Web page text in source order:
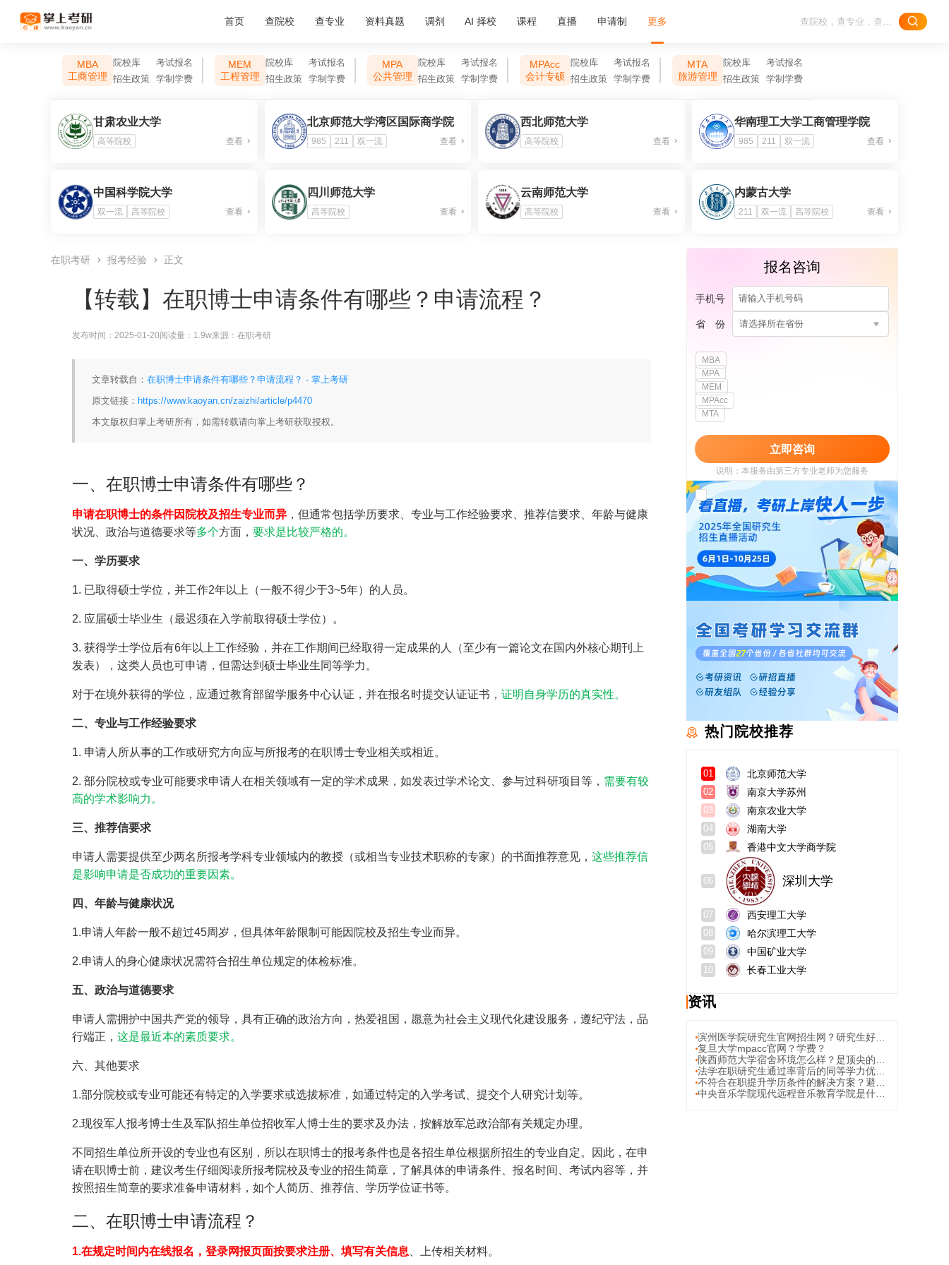
首页 查院校 查专业 资料真题 调剂 AI 择校 课程 直播 申请制 更多
MBA
工商管理
院校库
考试报名
招生政策
学制学费
MEM
工程管理
院校库
考试报名
招生政策
学制学费
MPA
公共管理
院校库
考试报名
招生政策
学制学费
MPAcc
会计专硕
院校库
考试报名
招生政策
学制学费
MTA
旅游管理
院校库
考试报名
招生政策
学制学费
甘肃农业大学
高等院校 查看
北京师范大学湾区国际商学院
985 211 双一流 查看
西北师范大学
高等院校 查看
华南理工大学工商管理学院
985 211 双一流 查看
中国科学院大学
双一流 高等院校 查看
四川师范大学
高等院校 查看
云南师范大学
高等院校 查看
内蒙古大学
211 双一流 高等院校 查看
在职考研 报考经验 正文
【转载】 在职博士申请条件有哪些？申请流程？
发布时间： 2025-01-20阅读量： 1.9w来源： 在职考研
文章转载自： 在职博士申请条件有哪些？申请流程？ - 掌上考研
原文链接： https://www.kaoyan.cn/zaizhi/article/p4470
本文版权归掌上考研所有，如需转载请向掌上考研获取授权。
一、在职博士申请条件有哪些？
申请在职博士的条件因院校及招生专业而异 ，但通常包括学历要求、专业与工作经验要求、推荐信要求、年龄与健康
状况、政治与道德要求等多个方面， 要求是比较严格的。
一、学历要求
1. 已取得硕士学位，并工作2年以上（一般不得少于3~5年）的人员。
2. 应届硕士毕业生（最迟须在入学前取得硕士学位）。
3. 获得学士学位后有6年以上工作经验，并在工作期间已经取得一定成果的人（至少有一篇论文在国内外核心期刊上
发表），这类人员也可申请，但需达到硕士毕业生同等学力。
对于在境外获得的学位，应通过教育部留学服务中心认证，并在报名时提交认证证书， 证明自身学历的真实性。
二、专业与工作经验要求
1. 申请人所从事的工作或研究方向应与所报考的在职博士专业相关或相近。
2. 部分院校或专业可能要求申请人在相关领域有一定的学术成果，如发表过学术论文、参与过科研项目等， 需要有较
高的学术影响力。
三、推荐信要求
申请人需要提供至少两名所报考学科专业领域内的教授（或相当专业技术职称的专家）的书面推荐意见， 这些推荐信
是影响申请是否成功的重要因素。
四、年龄与健康状况
1.申请人年龄一般不超过45周岁，但具体年龄限制可能因院校及招生专业而异。
2.申请人的身心健康状况需符合招生单位规定的体检标准。
五、政治与道德要求
申请人需拥护中国共产党的领导，具有正确的政治方向，热爱祖国，愿意为社会主义现代化建设服务，遵纪守法，品
行端正， 这是最近本的素质要求。
六、其他要求
1.部分院校或专业可能还有特定的入学要求或选拔标准，如通过特定的入学考试、提交个人研究计划等。
2.现役军人报考博士生及军队招生单位招收军人博士生的要求及办法，按解放军总政治部有关规定办理。
不同招生单位所开设的专业也有区别，所以在职博士的报考条件也是各招生单位根据所招生的专业自定。因此，在申
请在职博士前，建议考生仔细阅读所报考院校及专业的招生简章，了解具体的申请条件、报名时间、考试内容等，并
按照招生简章的要求准备申请材料，如个人简历、推荐信、学历学位证书等。
二、在职博士申请流程？
1.在规定时间内在线报名，登录网报页面按要求注册、填写有关信息 、上传相关材料。
报名咨询
手机号
省 份 请选择所在省份
MBA
MPA
MEM
MPAcc
MTA
立即咨询
说明：本服务由第三方专业老师为您服务
我已阅读并同意 《用户政策》
《用户服务
使用协议》
热门院校推荐
01 北京师范大学
02 南京大学苏州
03 南京农业大学
04 湖南大学
05 香港中文大学商学院
深圳大学
08 哈尔滨理工大学
09 中国矿业大学
10 长春工业大学
资讯
复旦大学mpacc官网？学费？